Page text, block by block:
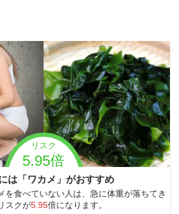
リスク
5.95倍
は「ワカメ」がおすすめ
を食べていない人は、急に体重が落ちてき
スクが5.95倍になります。